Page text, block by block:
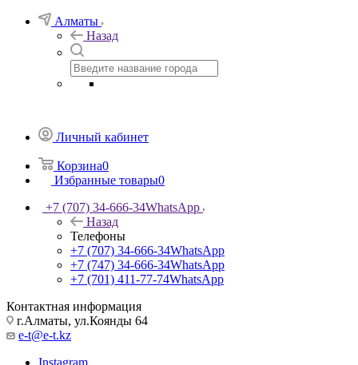
Алматы
Назад
Личный кабинет
Корзина0
Избранные товары0
+7 (707) 34-666-34WhatsApp
Назад
Телефоны
+7 (707) 34-666-34WhatsApp
+7 (747) 34-666-34WhatsApp
+7 (701) 411-77-74WhatsApp
Контактная информация
г.Алматы, ул.Коянды 64
e-t@e-t.kz
Instagram